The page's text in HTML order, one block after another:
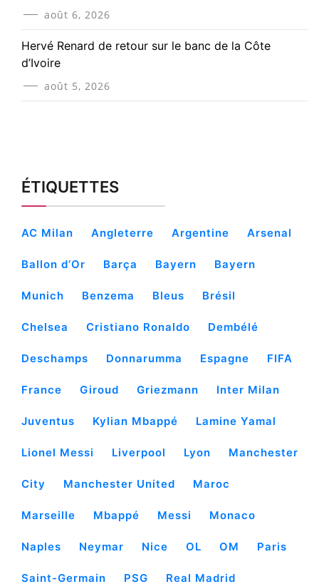
août 6, 2026
Hervé Renard de retour sur le banc de la Côte
d’Ivoire
août 5, 2026
ÉTIQUETTES
AC Milan Angleterre Argentine Arsenal
Ballon d’Or Barça Bayern Bayern
Munich Benzema Bleus Brésil
Chelsea Cristiano Ronaldo Dembélé
Deschamps Donnarumma Espagne FIFA
France Giroud Griezmann Inter Milan
Juventus Kylian Mbappé Lamine Yamal
Lionel Messi Liverpool Lyon Manchester
City Manchester United Maroc
Marseille Mbappé Messi Monaco
Naples Neymar Nice OL OM Paris
Saint-Germain PSG Real Madrid